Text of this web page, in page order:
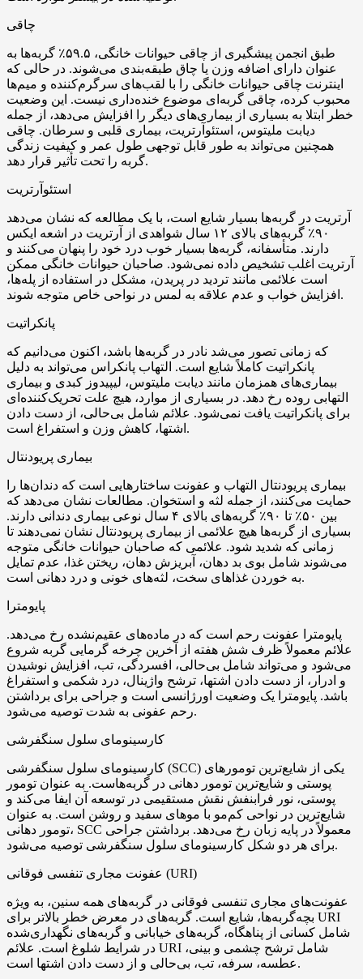
چاقی
طبق انجمن پیشگیری از چاقی حیوانات خانگی، ۵۹.۵٪ گربه‌ها به
عنوان دارای اضافه وزن یا چاق طبقه‌بندی می‌شوند. در حالی که
اینترنت چاقی حیوانات خانگی را با لقب‌های سرگرم‌کننده و میم‌ها
محبوب کرده، چاقی گربه‌ای موضوع خنده‌داری نیست. این وضعیت
خطر ابتلا به بسیاری از بیماری‌های دیگر را افزایش می‌دهد، از جمله
دیابت ملیتوس، استئوآرتریت، بیماری قلبی و سرطان. چاقی
همچنین می‌تواند به طور قابل توجهی طول عمر و کیفیت زندگی
گربه را تحت تأثیر قرار دهد.
استئوآرتریت
آرتریت در گربه‌ها بسیار شایع است، با یک مطالعه که نشان می‌دهد
۹۰٪ گربه‌های بالای ۱۲ سال شواهدی از آرتریت در اشعه ایکس
دارند. متأسفانه، گربه‌ها بسیار خوب درد خود را پنهان می‌کنند و
آرتریت اغلب تشخیص داده نمی‌شود. صاحبان حیوانات خانگی ممکن
است علائمی مانند تردید در پریدن، مشکل در استفاده از پله‌ها،
افزایش خواب و عدم علاقه به لمس در نواحی خاص متوجه شوند.
پانکراتیت
که زمانی تصور می‌شد نادر در گربه‌ها باشد، اکنون می‌دانیم که
پانکراتیت کاملاً شایع است. التهاب پانکراس می‌تواند به دلیل
بیماری‌های همزمان مانند دیابت ملیتوس، لیپیدوز کبدی و بیماری
التهابی روده رخ دهد. در بسیاری از موارد، هیچ علت تحریک‌کننده‌ای
برای پانکراتیت یافت نمی‌شود. علائم شامل بی‌حالی، از دست دادن
اشتها، کاهش وزن و استفراغ است.
بیماری پریودنتال
بیماری پریودنتال التهاب و عفونت ساختارهایی است که دندان‌ها را
حمایت می‌کنند، از جمله لثه و استخوان. مطالعات نشان می‌دهد که
بین ۵۰٪ تا ۹۰٪ گربه‌های بالای ۴ سال نوعی بیماری دندانی دارند.
بسیاری از گربه‌ها هیچ علائمی از بیماری پریودنتال نشان نمی‌دهند تا
زمانی که شدید شود. علائمی که صاحبان حیوانات خانگی متوجه
می‌شوند شامل بوی بد دهان، آبریزش دهان، ریختن غذا، عدم تمایل
به خوردن غذاهای سخت، لثه‌های خونی و درد دهانی است.
پایومترا
پایومترا عفونت رحم است که در ماده‌های عقیم‌نشده رخ می‌دهد.
علائم معمولاً ظرف شش هفته از آخرین چرخه گرمایی گربه شروع
می‌شود و می‌تواند شامل بی‌حالی، افسردگی، تب، افزایش نوشیدن
و ادرار، از دست دادن اشتها، ترشح واژینال، درد شکمی و استفراغ
باشد. پایومترا یک وضعیت اورژانسی است و جراحی برای برداشتن
رحم عفونی به شدت توصیه می‌شود.
کارسینومای سلول سنگفرشی
کارسینومای سلول سنگفرشی (SCC) یکی از شایع‌ترین تومورهای
پوستی و شایع‌ترین تومور دهانی در گربه‌هاست. به عنوان تومور
پوستی، نور فرابنفش نقش مستقیمی در توسعه آن ایفا می‌کند و
شایع‌ترین در نواحی کم‌مو با موهای سفید و روشن است. به عنوان
تومور دهانی، SCC معمولاً در پایه زبان رخ می‌دهد. برداشتن جراحی
برای هر دو شکل کارسینومای سلول سنگفرشی توصیه می‌شود.
عفونت مجاری تنفسی فوقانی (URI)
عفونت‌های مجاری تنفسی فوقانی در گربه‌های همه سنین، به ویژه
بچه‌گربه‌ها، شایع است. گربه‌های در معرض خطر بالاتر برای URI
شامل کسانی از پناهگاه، گربه‌های خیابانی و گربه‌های نگهداری‌شده
در شرایط شلوغ است. علائم URI شامل ترشح چشمی و بینی،
عطسه، سرفه، تب، بی‌حالی و از دست دادن اشتها است.